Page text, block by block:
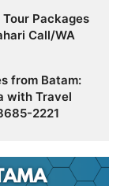
Packages
Call/WA
from Batam:
with Travel
2221